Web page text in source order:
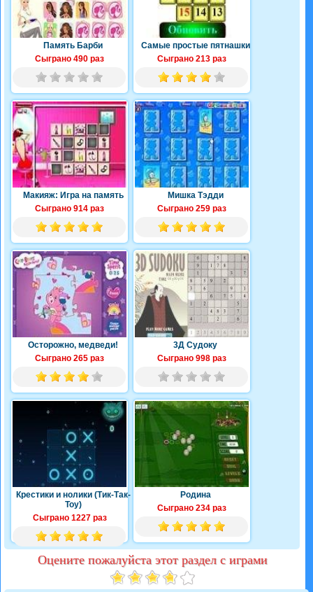
Память Барби
Сыграно 490 раз
Самые простые пятнашки
Сыграно 213 раз
Макияж: Игра на память
Сыграно 914 раз
Мишка Тэдди
Сыграно 259 раз
Осторожно, медведи!
Сыграно 265 раз
3Д Судоку
Сыграно 998 раз
Крестики и нолики (Тик-Так-
Тоу)
Сыграно 1227 раз
Родина
Сыграно 234 раз
Оцените пожалуйста этот раздел с играми